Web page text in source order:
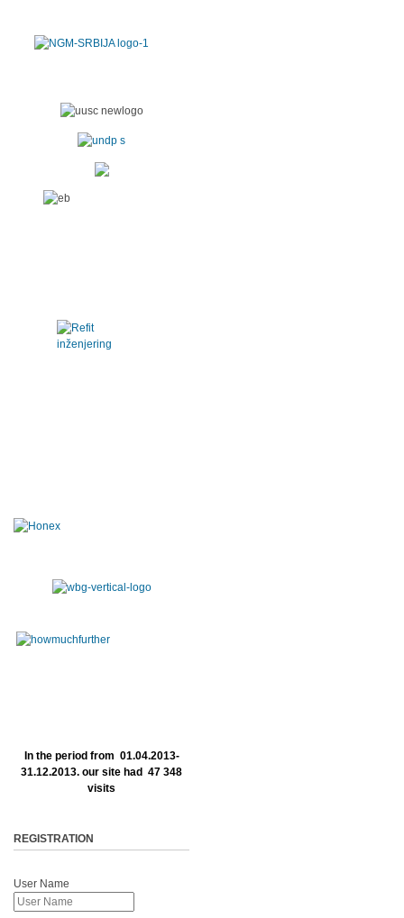
In the period from 01.04.2013-
31.12.2013. our site had 47 348
visits
REGISTRATION
User Name